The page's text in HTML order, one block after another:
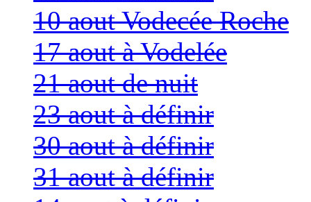
10 aout Vodecée Roche
17 aout à Vodelée
21 aout de nuit
23 aout à définir
30 aout à définir
31 aout à définir